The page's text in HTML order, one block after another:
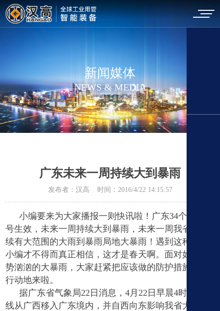
新闻媒体
NEWS & MEDIA
广东未来一周持续大到暴雨
发布者：汉高 时间：2016/4/22 14:15:57
小编要来为大家播报一则快讯啦！广东34个预警信
号生效，未来一周持续大到暴雨，未来一周我省将持
续有大范围的大雨到暴雨局地大暴雨！遇到这种天气
小编才不得而真正相信，这才是春天啊。面对如此来
势汹汹的大暴雨，大家赶紧把应该做的防护措施赶紧
行动地来啦。
据广东省气象局22 日消息，4月22 日早晨4时一条飑
线从广西移入广东境内，并自西向东影响我省大部分